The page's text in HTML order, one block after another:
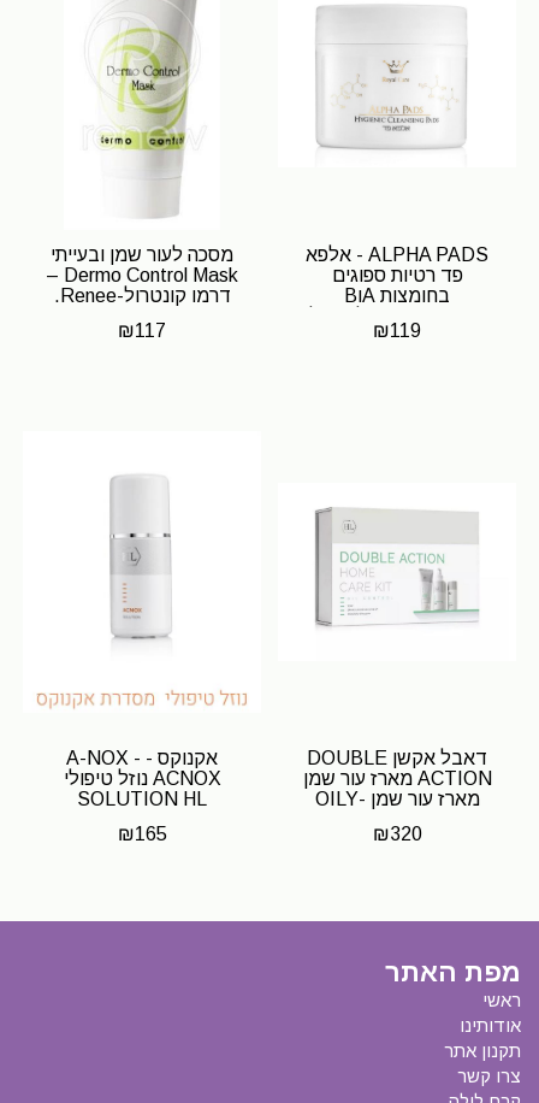
ALPHA PADS - אלפא
פד רטיות ספוגים
בחומצות AוB
חומצה לקטית...
₪119
מסכה לעור שמן ובעייתי
Dermo Control Mask –
דרמו קונטרול-Renee.
₪117
דאבל אקשן DOUBLE
ACTION מארז עור שמן
מארז עור שמן -OILY
₪320
אקנוקס - A-NOX -
ACNOX נוזל טיפולי
SOLUTION HL
₪165
מפת האתר
ראשי
אודותינו
תקנון אתר
צרו קשר